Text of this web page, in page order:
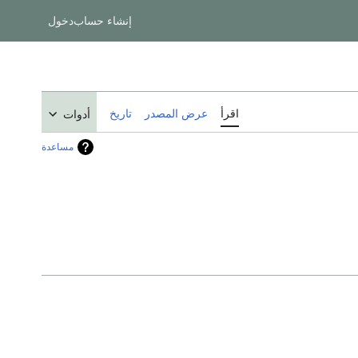
إنشاء حسابدخول
اقرأ عرض المصدر تاريخ أدوات
مساعدة